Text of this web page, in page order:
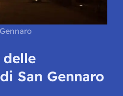
San Gennaro